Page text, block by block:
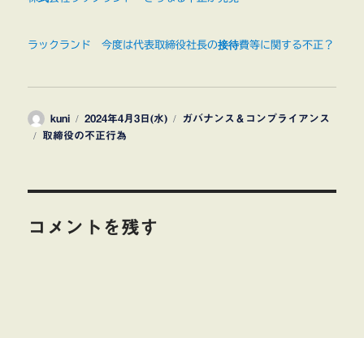
ラックランド 今度は代表取締役社長の接待費等に関する不正？
投
稿
kuni
投
稿
2024年4月3日(水)
カ
ガバナンス＆コンプライアンス
タ
取締役の不正行為
コメントを残す